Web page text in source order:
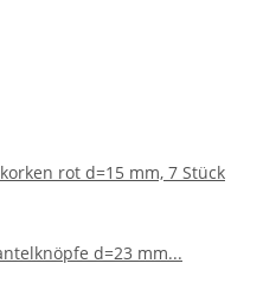
rot d=15 mm, 7 Stück